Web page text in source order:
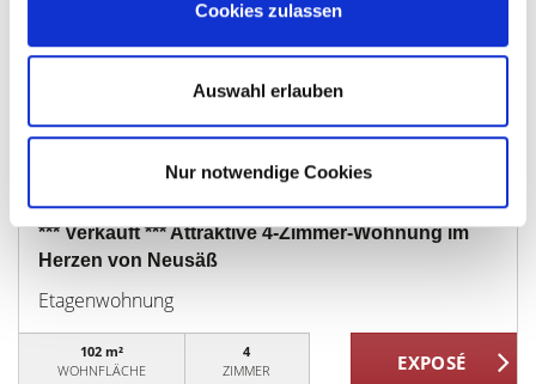
Cookies zulassen
Auswahl erlauben
Nur notwendige Cookies
Preis auf Anfrage
*** Verkauft *** Attraktive 4-Zimmer-Wohnung im
Herzen von Neusäß
Etagenwohnung
102 m²
WOHNFLÄCHE
4
ZIMMER